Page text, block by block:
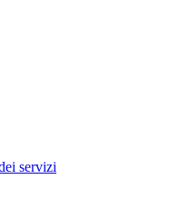
servizi